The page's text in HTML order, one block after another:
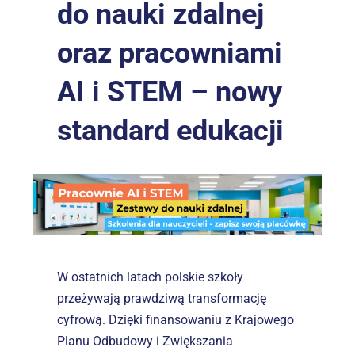
do nauki zdalnej
oraz pracowniami
AI i STEM – nowy
standard edukacji
W ostatnich latach polskie szkoły
przeżywają prawdziwą transformację
cyfrową. Dzięki finansowaniu z Krajowego
Planu Odbudowy i Zwiększania